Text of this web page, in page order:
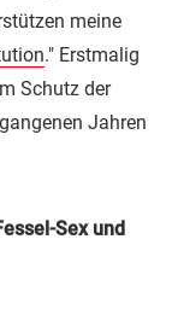
meine
." Erstmalig
Schutz der
Jahren
Sex und